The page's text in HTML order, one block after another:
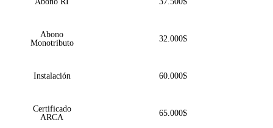
Abono
Monotributo
32.000$
Instalación 60.000$
Certificado
ARCA
65.000$